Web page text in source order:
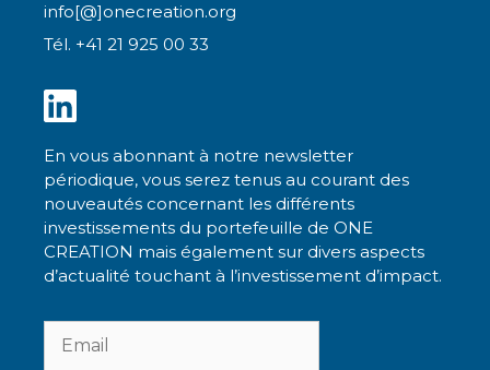
info[@]onecreation.org
Tél. +41 21 925 00 33
En vous abonnant à notre newsletter
périodique, vous serez tenus au courant des
nouveautés concernant les différents
investissements du portefeuille de ONE
CREATION mais également sur divers aspects
d’actualité touchant à l’investissement d’impact.